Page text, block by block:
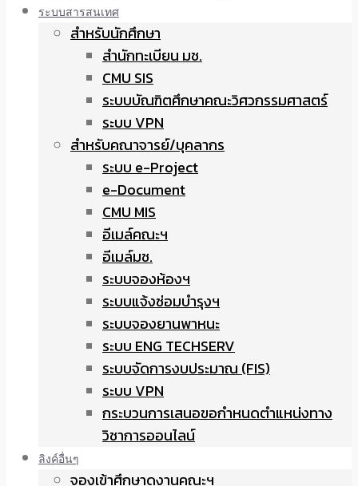
ระบบสารสนเทศ
สำหรับนักศึกษา
สำนักทะเบียน มช.
CMU SIS
ระบบบัณฑิตศึกษาคณะวิศวกรรมศาสตร์
ระบบ VPN
สำหรับคณาจารย์/บุคลากร
ระบบ e-Project
e-Document
CMU MIS
อีเมล์คณะฯ
อีเมล์มช.
ระบบจองห้องฯ
ระบบแจ้งซ่อมบำรุงฯ
ระบบจองยานพาหนะ
ระบบ ENG TECHSERV
ระบบจัดการงบประมาณ (FIS)
ระบบ VPN
กระบวนการเสนอขอกำหนดตำแหน่งทาง
วิชาการออนไลน์
ลิงค์อื่นๆ
จองเข้าศึกษาดูงานคณะฯ